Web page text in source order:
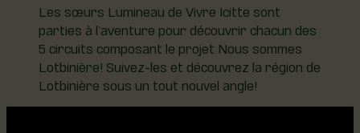
Les sœurs Lumineau de Vivre Icitte sont
parties à l’aventure pour découvrir chacun des
5 circuits composant le projet Nous sommes
Lotbinière! Suivez-les et découvrez la région de
Lotbinière sous un tout nouvel angle!